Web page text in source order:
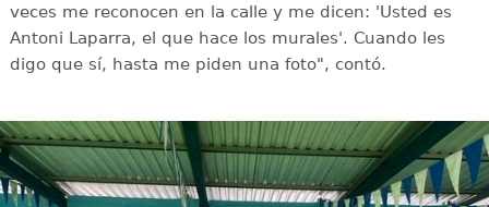
veces me reconocen en la calle y me dicen: 'Usted es
Antoni Laparra, el que hace los murales'. Cuando les
digo que sí, hasta me piden una foto", contó.